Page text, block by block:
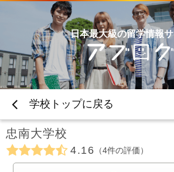
日本最大級の留学情報
学校トップに戻る
忠南大学校
4.16 4件の評価